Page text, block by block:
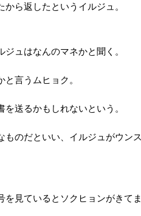
から返したというイルジュ。
ュはなんのマネかと聞く。
言うムヒョク。
送るかもしれないという。
ものだといい、イルジュがウン
を見ているとソクヒョンがきて